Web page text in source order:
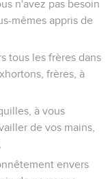
à votre égard la
ce qui est bon ;
tout entiers,